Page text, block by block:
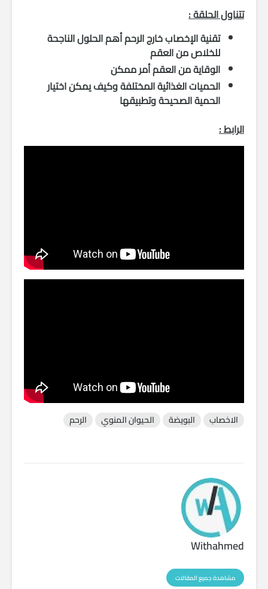
تتناول الحلقة :
تقنية الإخصاب خارج الرحم أهم الحلول الناجحة
للخلاص من العقم
الوقاية من العقم أمر ممكن
الحميات الغذائية المختلفة وكيف يمكن اختيار
الحمية الصحيحة وتطبيقها
الرابط:
الاخصاب البويضة الحيوان المنوي الرحم
Withahmed
مشاهدة جميع المقالات